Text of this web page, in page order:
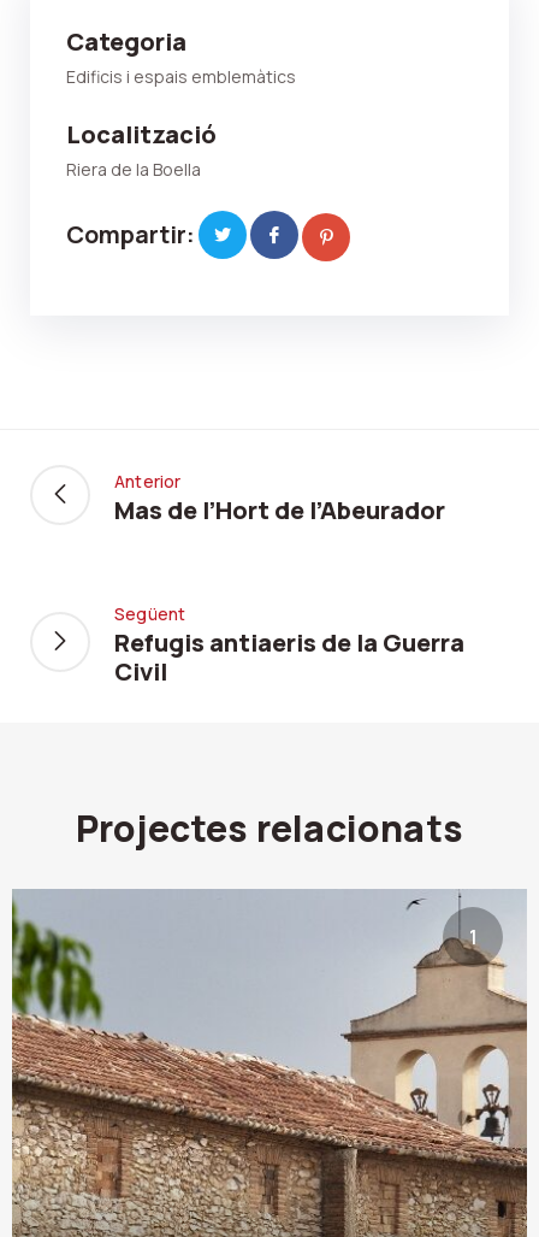
Categoria
Edificis i espais emblemàtics
Localització
Riera de la Boella
Compartir:
Anterior
Mas de l’Hort de l’Abeurador
Següent
Refugis antiaeris de la Guerra
Civil
Projectes relacionats
1